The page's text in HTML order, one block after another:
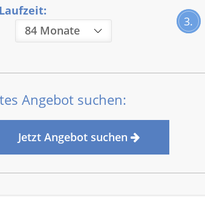
Laufzeit:
3.
Angebot suchen:
Jetzt Angebot suchen